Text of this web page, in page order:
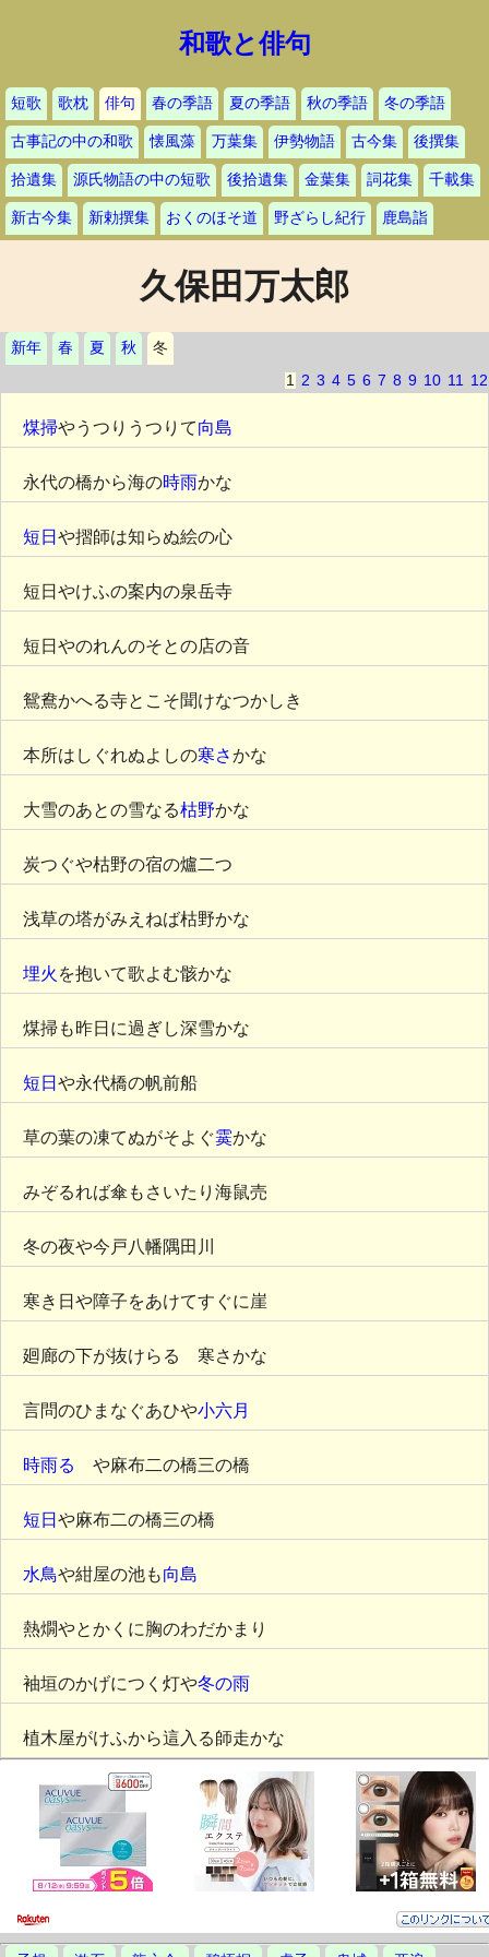
和歌と俳句
短歌 歌枕 俳句 春の季語 夏の季語 秋の季語 冬の季語
古事記の中の和歌 懐風藻 万葉集 伊勢物語 古今集 後撰集
拾遺集 源氏物語の中の短歌 後拾遺集 金葉集 詞花集 千載集
新古今集 新勅撰集 おくのほそ道 野ざらし紀行 鹿島詣
久保田万太郎
新年 春 夏 秋
冬
1 2 3 4 5 6 7 8 9 10 11 12
煤掃やうつりうつりて向島
永代の橋から海の時雨かな
短日 や摺師は知らぬ絵の心
短日やけふの案内の泉岳寺
短日やのれんのそとの店の音
鴛鴦かへる寺とこそ聞けなつかしき
本所はしぐれぬよしの寒さかな
大雪のあとの雪なる枯野かな
炭つぐや枯野の宿の爐二つ
浅草の塔がみえねば枯野かな
埋火 を抱いて歌よむ骸かな
煤掃も昨日に過ぎし深雪かな
短日 や永代橋の帆前船
草の葉の凍てぬがそよぐ霙かな
みぞるれば傘もさいたり海鼠売
冬の夜や今戸八幡隅田川
寒き日や障子をあけてすぐに崖
廻廊の下が抜けらるゝ寒さかな
言問のひまなぐあひや小六月
時雨るゝ や麻布二の橋三の橋
短日 や麻布二の橋三の橋
水鳥や紺屋の池も向島
熱燗やとかくに胸のわだかまり
袖垣のかげにつく灯や冬の雨
植木屋がけふから這入る師走かな